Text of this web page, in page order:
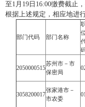
至1月19日16:00缴费截止
根据上述规定，相应地进
部门代码 部门名称
2050000515
苏州市－市
保密局
3058200017
张家港市－
市农委